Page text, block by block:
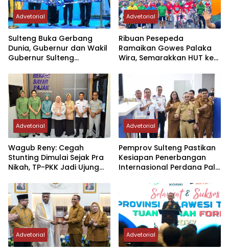
Advetorial
Sulteng Buka Gerbang
Dunia, Gubernur dan Wakil
Gubernur Sulteng
Perdana Internasional
Palu-Guangzhou
Advetorial
Ribuan Pesepeda
Ramaikan Gowes Palaka
Wira, Semarakkan HUT ke-1
Advetorial
Wagub Reny: Cegah
Stunting Dimulai Sejak Pra
Nikah, TP-PKK Jadi Ujung
Advetorial
Pemprov Sulteng Pastikan
Kesiapan Penerbangan
Internasional Perdana Palu
Advetorial Advetorial